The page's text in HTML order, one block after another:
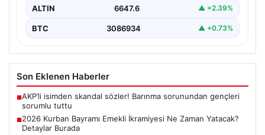
ALTIN 6647.6 ▲ +2.39%
BTC 3086934 ▲ +0.73%
Son Eklenen Haberler
■AKP’li isimden skandal sözler! Barınma sorunundan gençleri
sorumlu tuttu
■2026 Kurban Bayramı Emekli İkramiyesi Ne Zaman Yatacak?
Detaylar Burada